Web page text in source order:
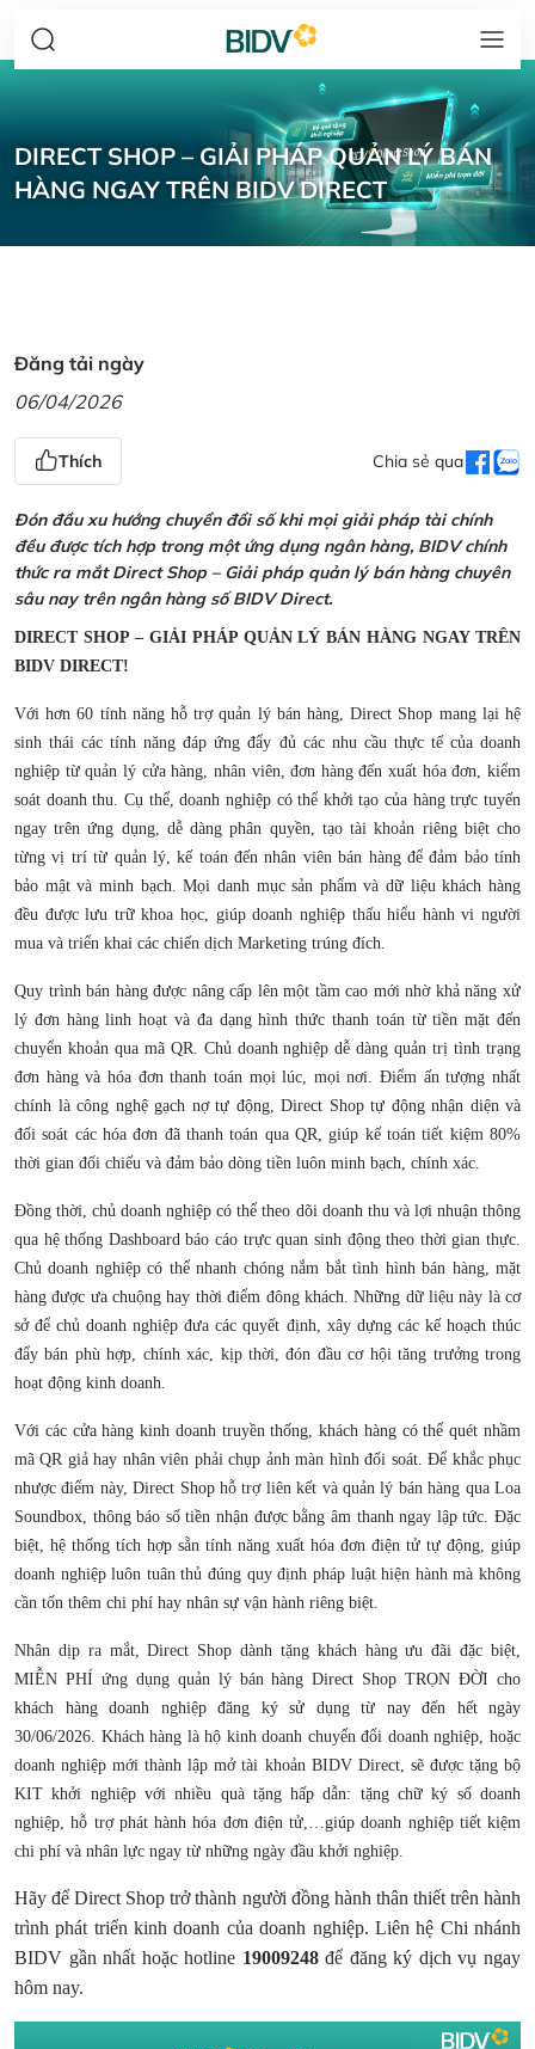
DIRECT SHOP – GIẢI PHÁP QUẢN LÝ BÁN
HÀNG NGAY TRÊN BIDV DIRECT
Đăng tải ngày
06/04/2026
Thích Chia sẻ qua
Đón đầu xu hướng chuyển đổi số khi mọi giải pháp tài chính
đều được tích hợp trong một ứng dụng ngân hàng, BIDV chính
thức ra mắt Direct Shop – Giải pháp quản lý bán hàng chuyên
sâu nay trên ngân hàng số BIDV Direct.
DIRECT SHOP – GIẢI PHÁP QUẢN LÝ BÁN HÀNG NGAY TRÊN
BIDV DIRECT!
Với hơn 60 tính năng hỗ trợ quản lý bán hàng, Direct Shop mang lại hệ
sinh thái các tính năng đáp ứng đẩy đủ các nhu cầu thực tế của doanh
nghiệp từ quản lý cửa hàng, nhân viên, đơn hàng đến xuất hóa đơn, kiểm
soát doanh thu. Cụ thể, doanh nghiệp có thể khởi tạo của hàng trực tuyến
ngay trên ứng dụng, dễ dàng phân quyền, tạo tài khoản riêng biệt cho
từng vị trí từ quản lý, kế toán đến nhân viên bán hàng để đảm bảo tính
bảo mật và minh bạch. Mọi danh mục sản phẩm và dữ liệu khách hàng
đều được lưu trữ khoa học, giúp doanh nghiệp thấu hiểu hành vi người
mua và triển khai các chiến dịch Marketing trúng đích.
Quy trình bán hàng được nâng cấp lên một tầm cao mới nhờ khả năng xử
lý đơn hàng linh hoạt và đa dạng hình thức thanh toán từ tiền mặt đến
chuyển khoản qua mã QR. Chủ doanh nghiệp dễ dàng quản trị tình trạng
đơn hàng và hóa đơn thanh toán mọi lúc, mọi nơi. Điểm ấn tượng nhất
chính là công nghệ gạch nợ tự động, Direct Shop tự động nhận diện và
đối soát các hóa đơn đã thanh toán qua QR, giúp kế toán tiết kiệm 80%
thời gian đối chiếu và đảm bảo dòng tiền luôn minh bạch, chính xác.
Đồng thời, chủ doanh nghiệp có thể theo dõi doanh thu và lợi nhuận thông
qua hệ thống Dashboard báo cáo trực quan sinh động theo thời gian thực.
Chủ doanh nghiệp có thể nhanh chóng nắm bắt tình hình bán hàng, mặt
hàng được ưa chuộng hay thời điểm đông khách. Những dữ liệu này là cơ
sở để chủ doanh nghiệp đưa các quyết định, xây dựng các kế hoạch thúc
đẩy bán phù hợp, chính xác, kịp thời, đón đầu cơ hội tăng trưởng trong
hoạt động kinh doanh.
Với các cửa hàng kinh doanh truyền thống, khách hàng có thể quét nhầm
mã QR giả hay nhân viên phải chụp ảnh màn hình đối soát. Để khắc phục
nhược điểm này, Direct Shop hỗ trợ liên kết và quản lý bán hàng qua Loa
Soundbox, thông báo số tiền nhận được bằng âm thanh ngay lập tức. Đặc
biệt, hệ thống tích hợp sẵn tính năng xuất hóa đơn điện tử tự động, giúp
doanh nghiệp luôn tuân thủ đúng quy định pháp luật hiện hành mà không
cần tốn thêm chi phí hay nhân sự vận hành riêng biệt.
Nhân dịp ra mắt, Direct Shop dành tặng khách hàng ưu đãi đặc biệt,
MIỄN PHÍ ứng dụng quản lý bán hàng Direct Shop TRỌN ĐỜI cho
khách hàng doanh nghiệp đăng ký sử dụng từ nay đến hết ngày
30/06/2026. Khách hàng là hộ kinh doanh chuyển đổi doanh nghiệp, hoặc
doanh nghiệp mới thành lập mở tài khoản BIDV Direct, sẽ được tặng bộ
KIT khởi nghiệp với nhiều quà tặng hấp dẫn: tặng chữ ký số doanh
nghiệp, hỗ trợ phát hành hóa đơn điện tử,…giúp doanh nghiệp tiết kiệm
chi phí và nhân lực ngay từ những ngày đầu khởi nghiệp.
Hãy để Direct Shop trở thành người đồng hành thân thiết trên hành
trình phát triển kinh doanh của doanh nghiệp. Liên hệ Chi nhánh
BIDV gần nhất hoặc hotline 19009248để đăng ký dịch vụ ngay
hôm nay.